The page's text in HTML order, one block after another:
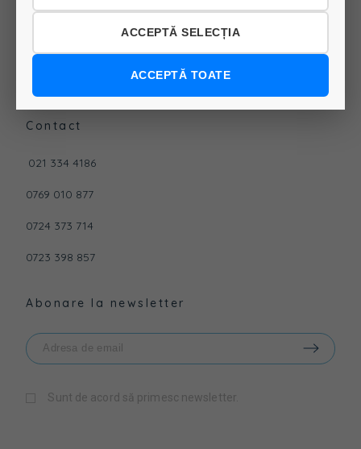
Reduceri de pret
Contul meu
Contact
021 334 4186
0769 010 877
0724 373 714
0723 398 857
Abonare la newsletter
Sunt de acord să primesc newsletter.
ACCEPTĂ SELECȚIA
ACCEPTĂ TOATE